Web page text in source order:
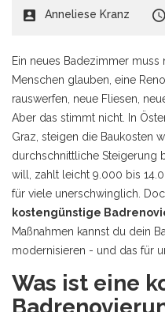
Anneliese Kranz
Ein neues Badezimmer
Menschen glauben, eine
rauswerfen, neue Fliesen,
Aber das stimmt nicht. In
Graz, steigen die Baukosten
durchschnittliche Steigerung
will, zahlt leicht 9.000 bis
für viele unerschwinglich.
kostengünstige
Maßnahmen kannst du dein
modernisieren - und das für
Was ist eine